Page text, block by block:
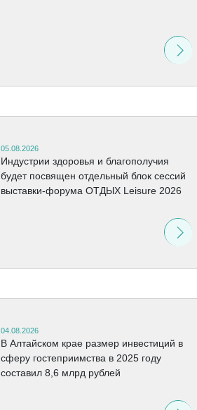
05.08.2026
Индустрии здоровья и благополучия
будет посвящен отдельный блок сессий
выставки-форума ОТДЫХ Leisure 2026
04.08.2026
В Алтайском крае размер инвестиций в
сферу гостеприимства в 2025 году
составил 8,6 млрд рублей